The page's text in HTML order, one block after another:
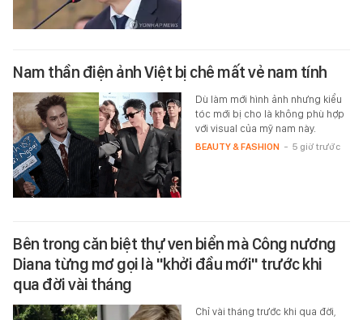
Nam thần điện ảnh Việt bị chê mất vẻ nam tính
Dù làm mới hình ảnh nhưng kiểu
tóc mới bị cho là không phù hợp
với visual của mỹ nam này.
BEAUTY & FASHION - 5 giờ trước
Bên trong căn biệt thự ven biển mà Công nương
Diana từng mơ gọi là "khởi đầu mới" trước khi
qua đời vài tháng
Chỉ vài tháng trước khi qua đời,